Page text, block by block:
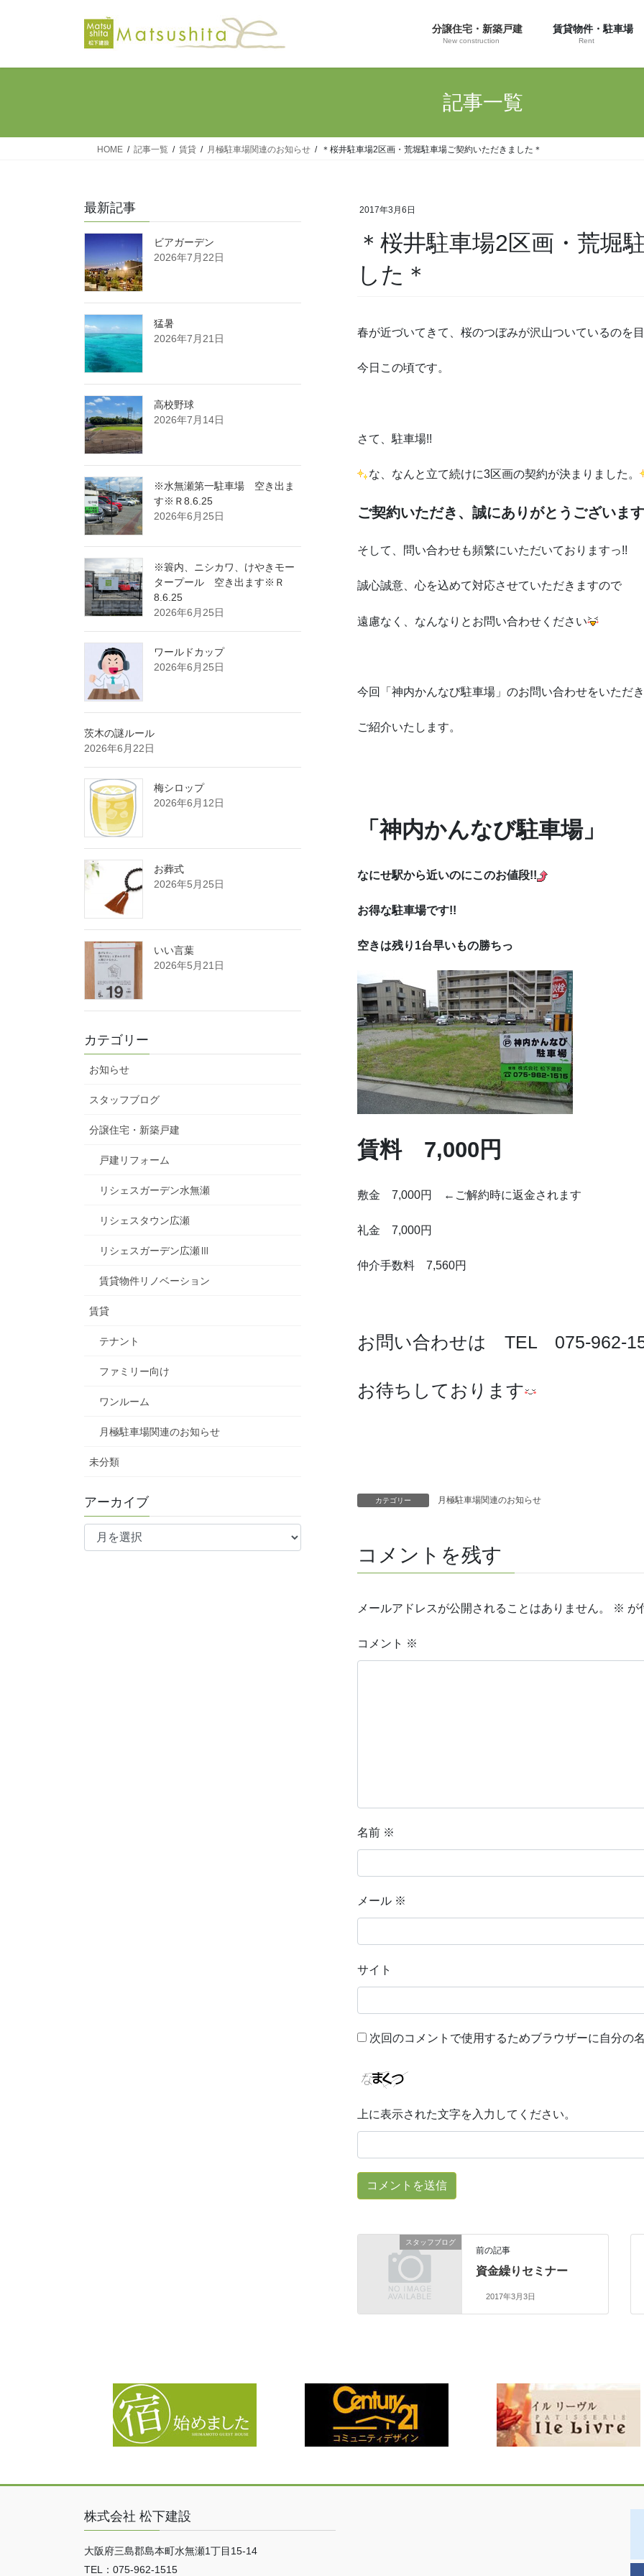
分譲住宅・新築戸建
New construction
賃貸物件・駐車場
Rent
記事一覧
HOME 記事一覧 賃貸 月極駐車場関連のお知らせ ＊桜井駐車場2区画・荒堀駐車場ご契約いただきました＊
2017年3月6日
＊桜井駐車場2区画・荒堀
した＊
春が近づいてきて、桜のつぼみが沢山ついているのを
今日この頃です。
さて、駐車場!!
な、なんと立て続けに3区画の契約が決まりました。
ご契約いただき、誠にありがとうございま
そして、問い合わせも頻繁にいただいておりますっ!!
誠心誠意、心を込めて対応させていただきますので
遠慮なく、なんなりとお問い合わせください
今回「神内かんなび駐車場」のお問い合わせをいただ
ご紹介いたします。
「神内かんなび駐車場」
なにせ駅から近いのにこのお値段!!
お得な駐車場です!!
空きは残り1台早いもの勝ちっ
賃料 7,000円
敷金 7,000円 ←ご解約時に返金されます
礼金 7,000円
仲介手数料 7,560円
お問い合わせは TEL 075-962-
お待ちしております
カテゴリー 月極駐車場関連のお知らせ
コメントを残す
メールアドレスが公開されることはありません。 ※ が
コメント ※
名前 ※
メール ※
サイト
次回のコメントで使用するためブラウザーに自分の
上に表示された文字を入力してください。
スタッフブログ
前の記事
資金繰りセミナー
2017年3月3日
最新記事
ビアガーデン
2026年7月22日
猛暑
2026年7月21日
高校野球
2026年7月14日
※水無瀬第一駐車場 空き出ま
す※Ｒ8.6.25
2026年6月25日
※簑内、ニシカワ、けやきモー
タープール 空き出ます※Ｒ
8.6.25
2026年6月25日
ワールドカップ
2026年6月25日
茨木の謎ルール
2026年6月22日
梅シロップ
2026年6月12日
お葬式
2026年5月25日
いい言葉
2026年5月21日
カテゴリー
お知らせ
スタッフブログ
分譲住宅・新築戸建
戸建リフォーム
リシェスガーデン水無瀬
リシェスタウン広瀬
リシェスガーデン広瀬Ⅲ
賃貸物件リノベーション
賃貸
テナント
ファミリー向け
ワンルーム
月極駐車場関連のお知らせ
未分類
アーカイブ
ア
株式会社 松下建設
大阪府三島郡島本町水無瀬1丁目15-14
TEL：075-962-1515